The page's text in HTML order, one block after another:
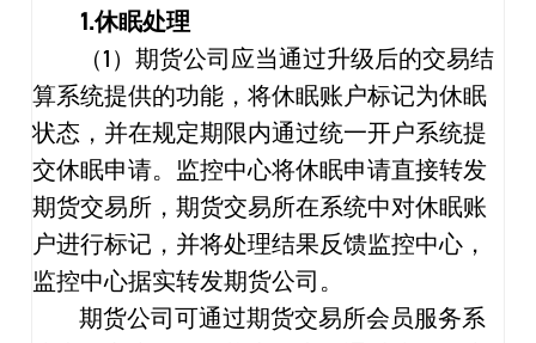
1.休眠处理
（1 ）期货公司应当通过升级后的交易结
算系统提供的功能，将休眠账户标记为休眠
状态，并在规定期限内通过统一开户系统提
交休眠申请。监控中心将休眠申请直接转发
期货交易所，期货交易所在系统中对休眠账
户进行标记，并将处理结果反馈监控中心，
监控中心据实转发期货公司。
期货公司可通过期货交易所会员服务系